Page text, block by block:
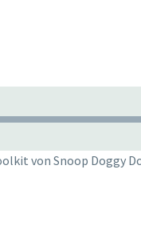
von Snoop Doggy